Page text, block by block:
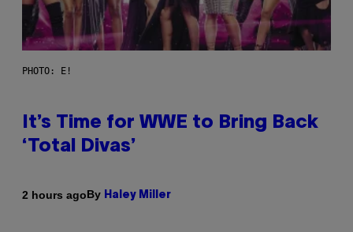
PHOTO: E!
It’s Time for WWE to Bring Back
‘Total Divas’
2 hours agoBy Haley Miller